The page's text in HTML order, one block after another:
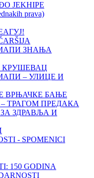
JEKHIPE
prava)
ЗНАЊА
КРУШЕВАЦ
– УЛИЦЕ И
ВРЊАЧКЕ БАЊЕ
ТРАГОМ ПРЕДАКА
ЗДРАВЉА И
- SPOMENICI
150 GODINA